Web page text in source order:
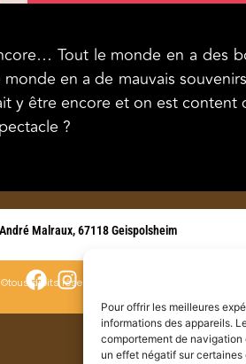
Pour offrir les meilleures
informations des appareils.
comportement de navigation
un effet négatif sur
Tout le monde en a des
en a de mauvais
y être encore et on est content
?
Malraux, 67118 Geispolsheim
©tous droits réservés